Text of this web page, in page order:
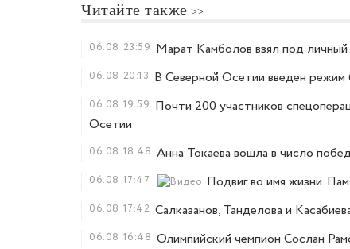
Читайте также
06.08 23:59 Марат Камболов взял под личный
06.08 20:13 В Северной Осетии введен режим
06.08 19:59 Почти 200 участников
Осетии
06.08 18:48 Анна Токаева вошла в число
06.08 17:47 Подвиг во имя жизни.
06.08 17:42 Салказанов, Танделова и
06.08 16:48 Олимпийский чемпион Сослан